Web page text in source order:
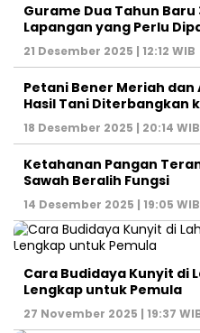
Gurame Dua Tahun Baru
Lapangan yang Perlu
21 Desember 2025 | 12:12 WIB
Petani Bener Meriah
Hasil Tani Diterbangkan
18 Desember 2025 | 20:14 WIB
Ketahanan Pangan
Sawah Beralih Fungsi
14 Desember 2025 | 19:05 WIB
Cara Budidaya Kunyit di
Lengkap untuk Pemula
27 November 2025 | 19:37